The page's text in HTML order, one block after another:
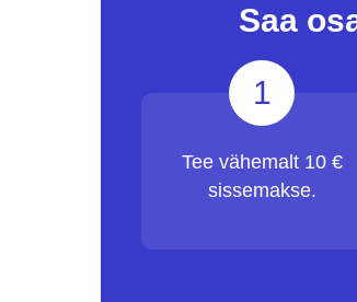
Saa
1
Tee vähemalt 10 €
sissemakse.